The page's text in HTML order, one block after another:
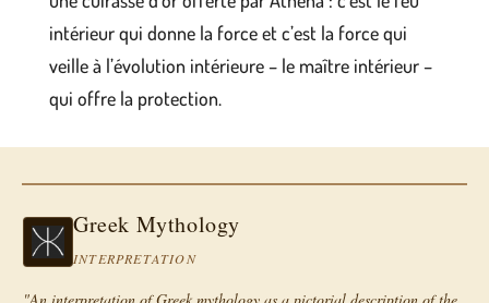
intérieur qui donne la force et c’est la force qui
veille à l’évolution intérieure – le maître intérieur –
qui offre la protection.
Greek Mythology
INTERPRETATION